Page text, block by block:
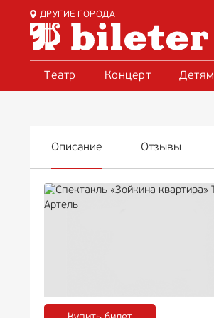
ДРУГИЕ ГОРОДА
Театр Концерт Детям
Описание Отзывы